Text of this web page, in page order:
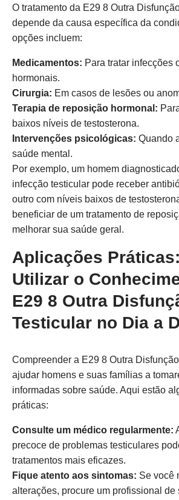
O tratamento da E29 8 Outra
depende da causa específica da
opções incluem:
Medicamentos: Para tratar infecções
hormonais.
Cirurgia: Em casos de lesões ou
Terapia de reposição hormonal:
baixos níveis de testosterona.
Intervenções psicológicas: Quando
saúde mental.
Por exemplo, um homem
infecção testicular pode receber
outro com níveis baixos de
beneficiar de um tratamento de
melhorar sua saúde geral.
Aplicações
Utilizar o
E29 8 Outra
Testicular no Dia a
Compreender a E29 8 Outra
ajudar homens e suas famílias a
informadas sobre saúde. Aqui estão
práticas:
Consulte um médico regularmente:
precoce de problemas testiculares
tratamentos mais eficazes.
Fique atento aos sintomas: Se você
alterações, procure um profissional de